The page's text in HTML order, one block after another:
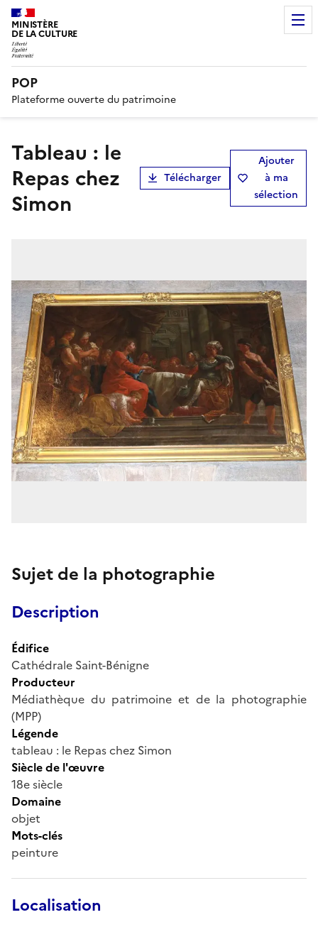
MINISTÈRE
DE LA CULTURE
POP
Plateforme ouverte du patrimoine
tableau : le
Repas chez
Simon
Télécharger
Ajouter
à ma
sélection
Sujet de la photographie
Description
Édifice
Cathédrale Saint-Bénigne
Producteur
Médiathèque du patrimoine et de la photographie
(MPP)
Légende
tableau : le Repas chez Simon
Siècle de l'œuvre
18e siècle
Domaine
objet
Mots-clés
peinture
Localisation